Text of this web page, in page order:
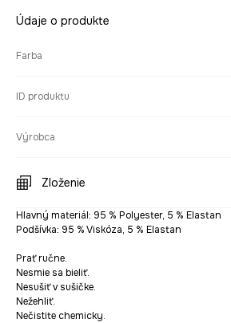
Údaje o produkte
Farba
ID produktu
Výrobca
Zloženie
Hlavný materiál: 95 % Polyester, 5 % Elastan
Podšívka: 95 % Viskóza, 5 % Elastan
Prať ručne.
Nesmie sa bieliť.
Nesušiť v sušičke.
Nežehliť.
Nečistite chemicky.